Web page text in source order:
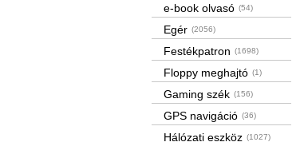
e-book olvasó (54)
Egér (2056)
Festékpatron (1698)
Floppy meghajtó (1)
Gaming szék (156)
GPS navigáció (36)
Hálózati eszköz (1027)